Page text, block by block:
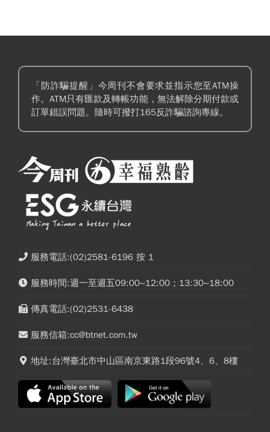
「防詐騙提醒」今周刊不會要求並指示您至ATM操
作。ATM只有匯款及轉帳功能，無法解除分期付款或
訂單錯誤問題。隨時可撥打165反詐騙諮詢專線。
服務電話:(02)2581-6196 按 1
服務時間:週一至週五09:00~12:00；13:30~18:00
傳真電話:(02)2531-6438
服務信箱:cc@btnet.com.tw
地址:台灣臺北市中山區南京東路1段96號4、6、8樓